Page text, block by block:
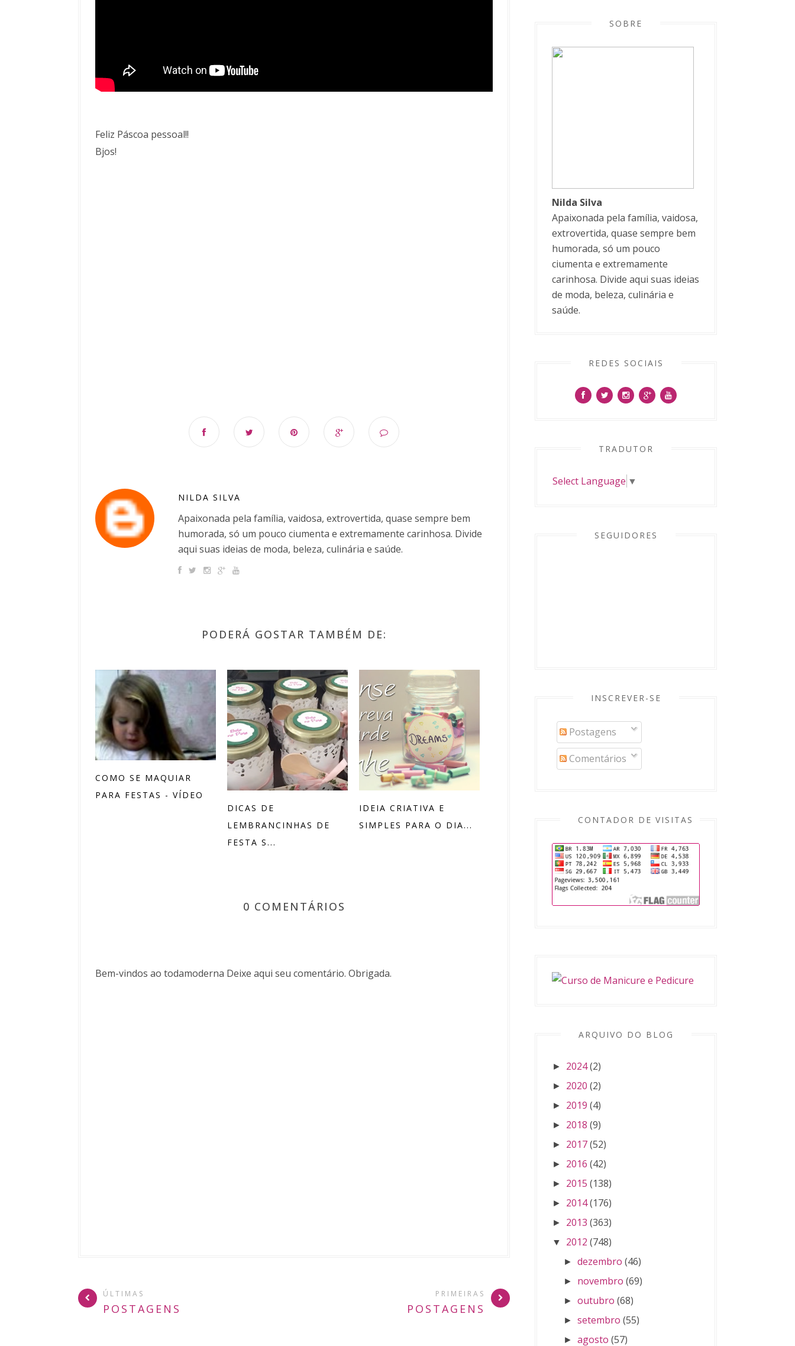
Feliz Páscoa pessoal!!
Bjos!
NILDA SILVA
Apaixonada pela família, vaidosa, extrovertida, quase sempre bem
humorada, só um pouco ciumenta e extremamente carinhosa. Divide
aqui suas ideias de moda, beleza, culinária e saúde.
PODERÁ GOSTAR TAMBÉM DE:
COMO SE MAQUIAR
PARA FESTAS - VÍDEO
DICAS DE
LEMBRANCINHAS DE
FESTA S...
IDEIA CRIATIVA E
SIMPLES PARA O DIA...
0 COMENTÁRIOS
Bem-vindos ao todamoderna Deixe aqui seu comentário. Obrigada.
ÚLTIMAS
POSTAGENS
PRIMEIRAS
POSTAGENS
SOBRE
Nilda Silva
Apaixonada pela família, vaidosa,
extrovertida, quase sempre bem
humorada, só um pouco
ciumenta e extremamente
carinhosa. Divide aqui suas ideias
de moda, beleza, culinária e
saúde.
REDES SOCIAIS
TRADUTOR
Select Language ▼
SEGUIDORES
INSCREVER-SE
Postagens
Comentários
CONTADOR DE VISITAS
ARQUIVO DO BLOG
► 2024(2)
► 2020 (2)
► 2019 (4)
► 2018 (9)
► 2017(52)
► 2016 (42)
► 2015 (138)
► 2014(176)
► 2013 (363)
▼ 2012 (748)
►dezembro (46)
► novembro (69)
►outubro (68)
►setembro (55)
►agosto (57)